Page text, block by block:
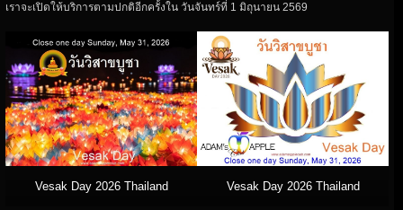
เราจะเปิดให้บริการตามปกติอีกครั้งใน วันจันทร์ที่ 1 มิถุนายน 2569
Vesak Day 2026 Thailand Vesak Day 2026 Thailand